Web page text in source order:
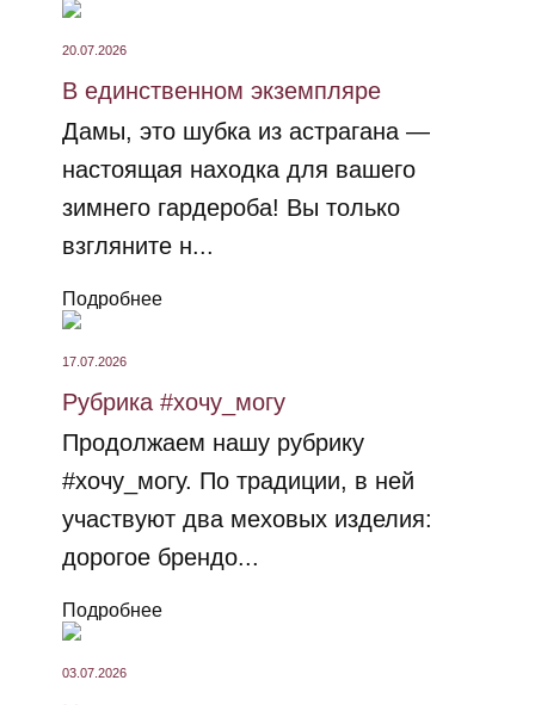
20.07.2026
В единственном экземпляре
Дамы, это шубка из астрагана —
настоящая находка для вашего
зимнего гардероба! Вы только
взгляните н...
Подробнее
17.07.2026
Рубрика #хочу_могу
Продолжаем нашу рубрику
#хочу_могу. По традиции, в ней
участвуют два меховых изделия:
дорогое брендо...
Подробнее
03.07.2026